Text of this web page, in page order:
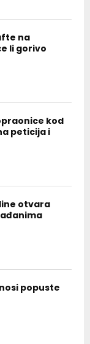
na
li gorivo
kod
peticija i
otvara
popuste